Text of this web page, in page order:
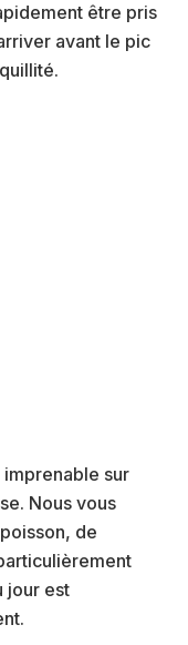
être pris
avant le pic
sur
Nous vous
de
jour est